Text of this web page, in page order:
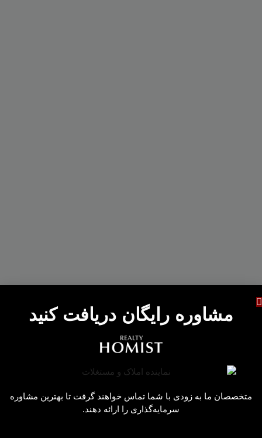
مشاوره رایگان دریافت کنید
متخصصان ما به زودی با شما تماس خواهند گرفت تا بهترین مشاوره
سرمایه‌گذاری را ارائه دهند.